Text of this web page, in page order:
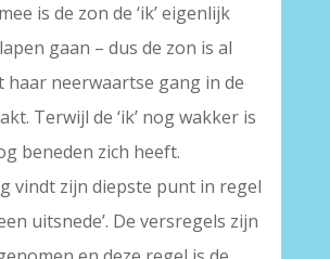
is de zon de ‘ik’ eigenlijk
gaan – dus de zon is al
haar neerwaartse gang in de
Terwijl de ‘ik’ nog wakker is
beneden zich heeft.
vindt zijn diepste punt in regel
uitsnede’. De versregels zijn